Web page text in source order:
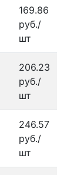
169.86
руб./
шт
206.23
руб./
шт
246.57
руб./
шт